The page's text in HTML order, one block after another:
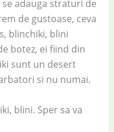
adauga straturi de
de gustoase, ceva
blinchiki, blini
botez, ei fiind din
sunt un desert
si nu numai.
blini. Sper sa va